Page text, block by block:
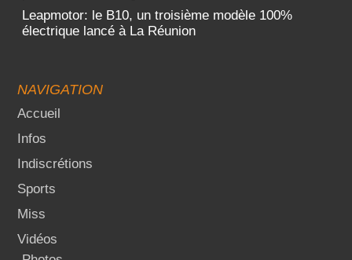
Leapmotor: le B10, un troisième modèle 100%
électrique lancé à La Réunion
NAVIGATION
Accueil
Infos
Indiscrétions
Sports
Miss
Vidéos